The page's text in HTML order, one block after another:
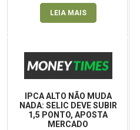
LEIA MAIS
IPCA ALTO NÃO MUDA
NADA: SELIC DEVE SUBIR
1,5 PONTO, APOSTA
MERCADO